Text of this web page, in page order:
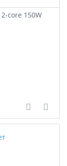
core 150W
В В